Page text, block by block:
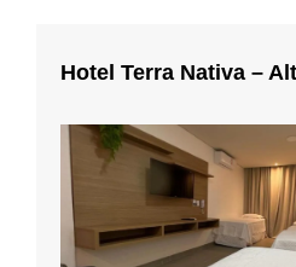
Hotel Terra Nativa –